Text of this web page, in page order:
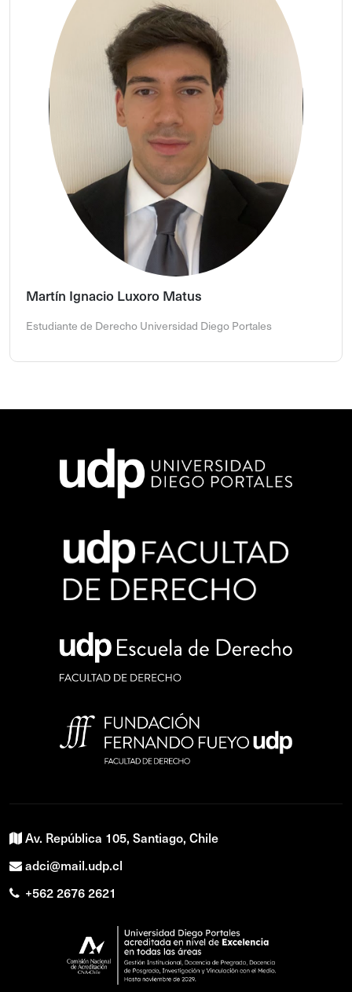
Martín Ignacio Luxoro Matus
Estudiante de Derecho Universidad Diego Portales
Av. República 105, Santiago, Chile
adci@mail.udp.cl
+562 2676 2621